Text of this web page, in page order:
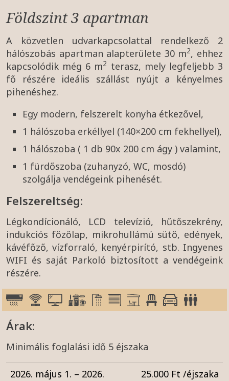
Földszint 3 apartman
A közvetlen udvarkapcsolattal rendelkező 2
hálószobás apartman alapterülete 30 m2, ehhez
kapcsolódik még 6 m2 terasz, mely legfeljebb 3
fő részére ideális szállást nyújt a kényelmes
pihenéshez.
Egy modern, felszerelt konyha étkezővel,
1 hálószoba erkéllyel (140×200 cm fekhellyel),
1 hálószoba ( 1 db 90x 200 cm ágy ) valamint,
1 fürdőszoba (zuhanyzó, WC, mosdó)
szolgálja vendégeink pihenését.
Felszereltség:
Légkondícionáló, LCD televízió, hűtőszekrény,
indukciós főzőlap, mikrohullámú sütő, edények,
kávéfőző, vízforraló, kenyérpirító, stb. Ingyenes
WIFI és saját Parkoló biztosított a vendégeink
részére.
Árak:
Minimális foglalási idő 5 éjszaka
2026. május 1. – 2026.
25.000 Ft /éjszaka